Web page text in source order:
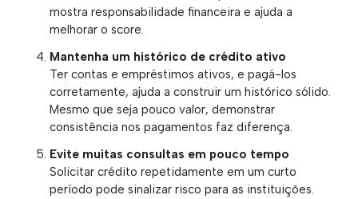
mostra responsabilidade financeira e ajuda a
melhorar o score.
Mantenha um histórico de crédito ativo
Ter contas e empréstimos ativos, e pagá-los
corretamente, ajuda a construir um histórico sólido.
Mesmo que seja pouco valor, demonstrar
consistência nos pagamentos faz diferença.
Evite muitas consultas em pouco tempo
Solicitar crédito repetidamente em um curto
período pode sinalizar risco para as instituições.